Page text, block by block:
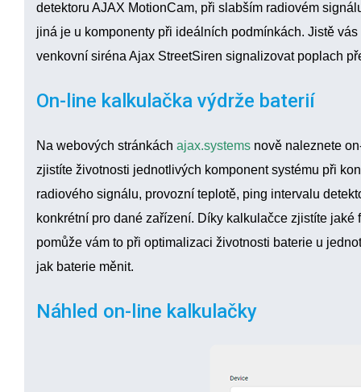
detektoru AJAX MotionCam, při slabším radiovém
jiná je u komponenty při ideálních podmínkách. Jistě
venkovní siréna Ajax StreetSiren signalizovat poplach
On-line kalkulačka výdrže baterií
Na webových stránkách ajax.systems nově naleznete
zjistíte životnosti jednotlivých komponent systému při
radiového signálu, provozní teplotě, ping intervalu
konkrétní pro dané zařízení. Díky kalkulačce zjistíte jaké
pomůže vám to při optimalizaci životnosti baterie u
jak baterie měnit.
Náhled on-line kalkulačky